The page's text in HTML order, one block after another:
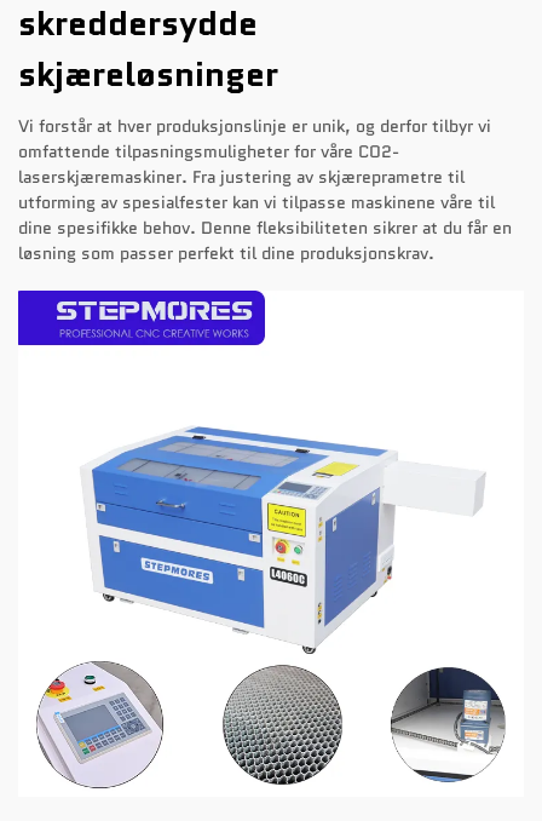
skreddersydde
skjæreløsninger
Vi forstår at hver produksjonslinje er unik, og derfor tilbyr vi
omfattende tilpasningsmuligheter for våre CO2-
laserskjæremaskiner. Fra justering av skjæreprametre til
utforming av spesialfester kan vi tilpasse maskinene våre til
dine spesifikke behov. Denne fleksibiliteten sikrer at du får en
løsning som passer perfekt til dine produksjonskrav.